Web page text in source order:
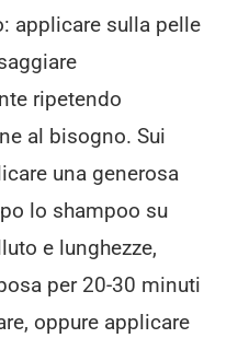
applicare sulla pelle
ripetendo
al bisogno. Sui
una generosa
lo shampoo su
e lunghezze,
per 20-30 minuti
oppure applicare